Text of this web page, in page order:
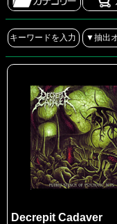
Decrepit Cadaver